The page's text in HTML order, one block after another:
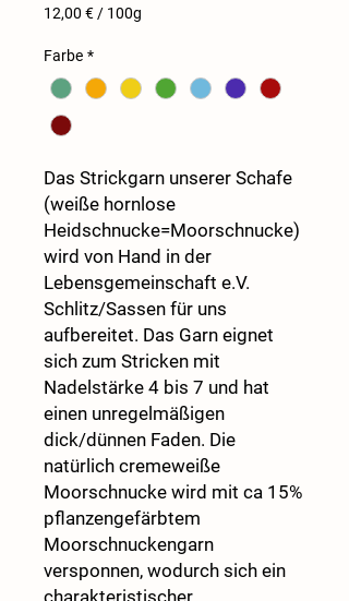
12,00 € / 100g
pro
100
Gramm
Farbe *
Das Strickgarn unserer Schafe
(weiße hornlose
Heidschnucke=Moorschnucke)
wird von Hand in der
Lebensgemeinschaft e.V.
Schlitz/Sassen für uns
aufbereitet. Das Garn eignet
sich zum Stricken mit
Nadelstärke 4 bis 7 und hat
einen unregelmäßigen
dick/dünnen Faden. Die
natürlich cremeweiße
Moorschnucke wird mit ca 15%
pflanzengefärbtem
Moorschnuckengarn
versponnen, wodurch sich ein